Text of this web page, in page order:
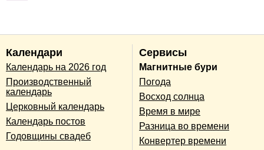
Календари
Календарь на 2026 год
Производственный
календарь
Церковный календарь
Календарь постов
Годовщины свадеб
Сервисы
Магнитные бури
Погода
Восход солнца
Время в мире
Разница во времени
Конвертер времени